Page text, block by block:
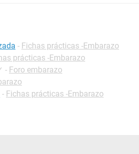
- Fichas prácticas -Embarazo
prácticas -Embarazo
- Foro embarazo
- Fichas prácticas -Embarazo